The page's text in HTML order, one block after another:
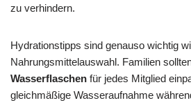
zu verhindern.
Hydrationstipps sind genauso wichtig
Nahrungsmittelauswahl. Familien
Wasserflaschen für jedes Mitglied
gleichmäßige Wasseraufnahme